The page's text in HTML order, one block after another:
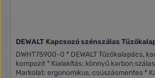
DEWALT Kapcsozó
DWHT75900-0 * DEWALT Tűzőkalapács,
kompozit * Kialakítás: könnyű karbon
Markolat: ergonomikus, csúszásmentes *